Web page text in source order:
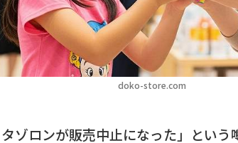
doko-store.com
ゾロンが販売中止になった」という